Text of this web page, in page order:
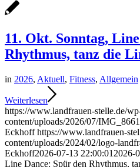
11. Okt. Sonntag,
Rhythmus, tanz die
in 2026, Aktuell, Fitness, Allgemein
Weiterlesen
https://www.landfrauen-stelle.de/
content/uploads/2026/07/
Eckhoff https://www.landfrauen-
content/uploads/2024/02/logo-
Eckhoff2026-07-13 22:00:01 2026-
Line Dance: Spür den Rhythmus,